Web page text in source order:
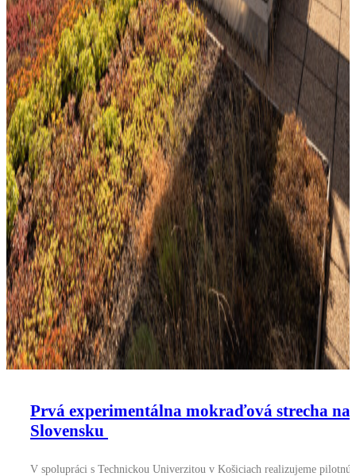
Prvá experimentálna mokraďová strecha na
Slovensku
V spolupráci s Technickou Univerzitou v Košiciach realizujeme pilotnú